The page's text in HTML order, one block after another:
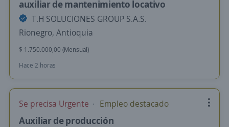
auxiliar de mantenimiento locativo
T.H SOLUCIONES GROUP S.A.S.
Rionegro, Antioquia
$ 1.750.000,00 (Mensual)
Hace 2 horas
Se precisa Urgente Empleo destacado
Auxiliar de producción